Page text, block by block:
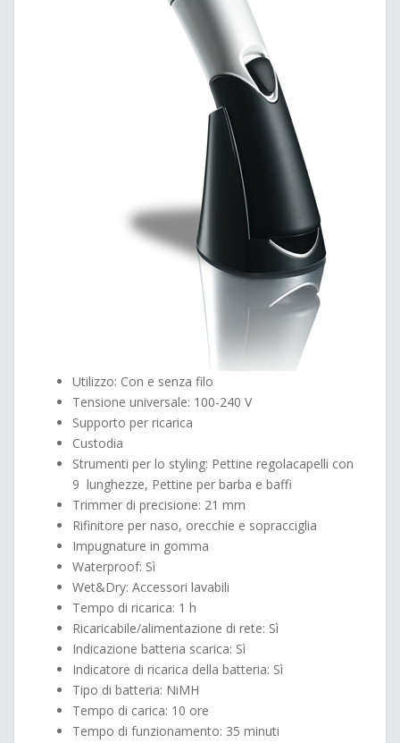
Utilizzo: Con e senza filo
Tensione universale: 100-240 V
Supporto per ricarica
Custodia
Strumenti per lo styling: Pettine regolacapelli con
9 lunghezze, Pettine per barba e baffi
Trimmer di precisione: 21 mm
Rifinitore per naso, orecchie e sopracciglia
Impugnature in gomma
Waterproof: Sì
Wet&Dry: Accessori lavabili
Tempo di ricarica: 1 h
Ricaricabile/alimentazione di rete: Sì
Indicazione batteria scarica: Sì
Indicatore di ricarica della batteria: Sì
Tipo di batteria: NiMH
Tempo di carica: 10 ore
Tempo di funzionamento: 35 minuti